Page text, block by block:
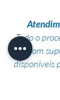
Todo o
com
disponíveis